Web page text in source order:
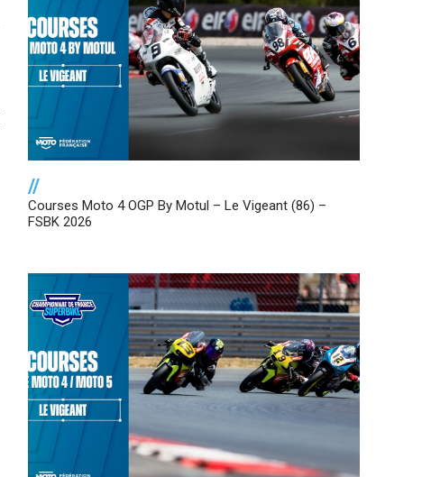
//
Courses Moto 4 OGP By Motul – Le Vigeant (86) –
FSBK 2026